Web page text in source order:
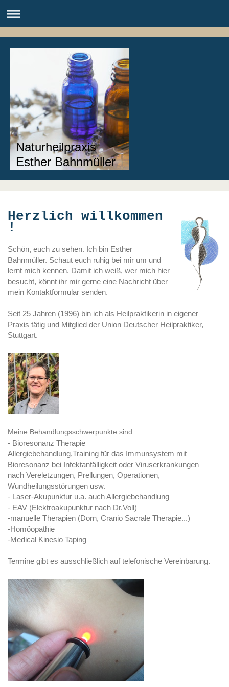
Naturheilpraxis
Esther Bahnmüller
Herzlich willkommen
!
Schön, euch zu sehen. Ich bin Esther
Bahnmüller. Schaut euch ruhig bei mir um und
lernt mich kennen. Damit ich weiß, wer mich hier
besucht, könnt ihr mir gerne eine Nachricht über
mein Kontaktformular senden.
Seit 25 Jahren (1996) bin ich als Heilpraktikerin in eigener
Praxis tätig und Mitglied der Union Deutscher Heilpraktiker,
Stuttgart.
Meine Behandlungsschwerpunkte sind:
- Bioresonanz Therapie
Allergiebehandlung,Training für das Immunsystem mit
Bioresonanz bei Infektanfälligkeit oder Viruserkrankungen
nach Vereletzungen, Prellungen, Operationen,
Wundheilungsstörungen usw.
- Laser-Akupunktur u.a. auch Allergiebehandlung
- EAV (Elektroakupunktur nach Dr.Voll)
-manuelle Therapien (Dorn, Cranio Sacrale Therapie...)
-Homöopathie
-Medical Kinesio Taping
Termine gibt es ausschließlich auf telefonische Vereinbarung.